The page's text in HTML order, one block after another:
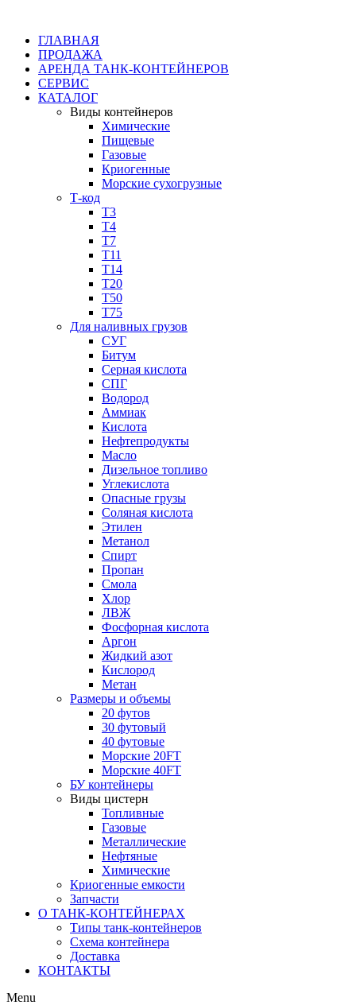
ГЛАВНАЯ
ПРОДАЖА
АРЕНДА ТАНК-КОНТЕЙНЕРОВ
СЕРВИС
КАТАЛОГ
Виды контейнеров
Химические
Пищевые
Газовые
Криогенные
Морские сухогрузные
Т-код
Т3
Т4
Т7
Т11​
Т14
Т20
Т50
Т75
Для наливных грузов
СУГ
Битум
Серная кислота
СПГ
Водород
Аммиак
Кислота
Нефтепродукты
Масло
Дизельное топливо
Углекислота
Опасные грузы
Соляная кислота
Этилен
Метанол
Спирт
Пропан
Смола
Хлор
ЛВЖ
Фосфорная кислота
Аргон
Жидкий азот
Кислород
Метан
Размеры и объемы
20 футов
30 футовый
40 футовые
Морские 20FT
Морские 40FT
БУ контейнеры
Виды цистерн
Топливные
Газовые
Металлические
Нефтяные
Химические
Криогенные емкости
Запчасти
О ТАНК-КОНТЕЙНЕРАХ
Типы танк-контейнеров
Схема контейнера
Доставка
КОНТАКТЫ
Menu